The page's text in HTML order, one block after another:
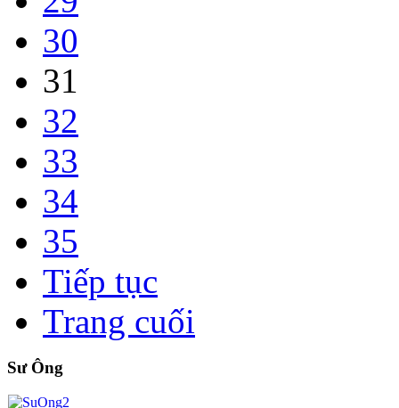
30
31
32
33
34
35
Tiếp tục
Trang cuối
Sư Ông